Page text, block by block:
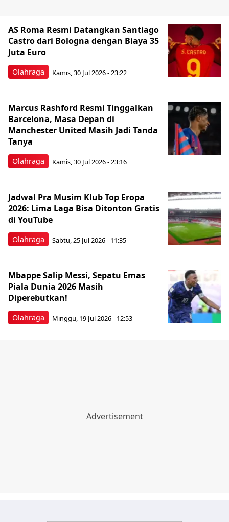
Olahraga
AS Roma Resmi Datangkan Santiago
Castro dari Bologna dengan Biaya 35
Juta Euro
Kamis, 30 Jul 2026 - 23:22
Olahraga
Marcus Rashford Resmi Tinggalkan
Barcelona, Masa Depan di
Manchester United Masih Jadi Tanda
Tanya
Kamis, 30 Jul 2026 - 23:16
Olahraga
Jadwal Pra Musim Klub Top Eropa
2026: Lima Laga Bisa Ditonton Gratis
di YouTube
Sabtu, 25 Jul 2026 - 11:35
Olahraga
Mbappe Salip Messi, Sepatu Emas
Piala Dunia 2026 Masih
Diperebutkan!
Minggu, 19 Jul 2026 - 12:53